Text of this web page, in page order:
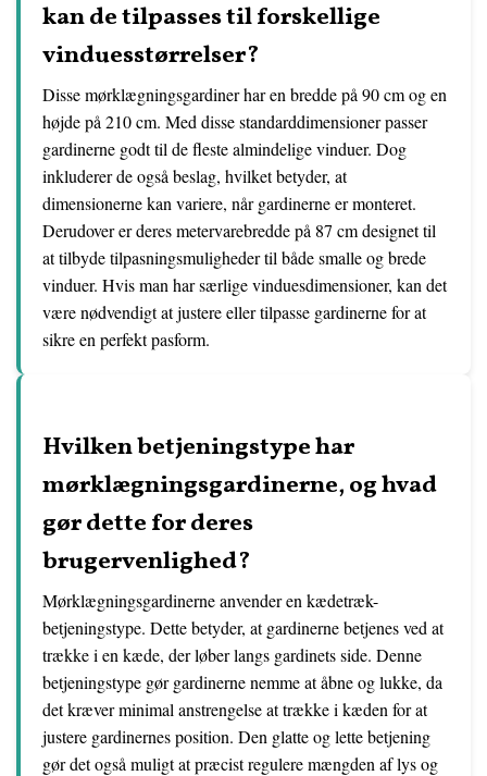
kan de tilpasses til forskellige
vinduesstørrelser?
Disse mørklægningsgardiner har en bredde på 90 cm og en
højde på 210 cm. Med disse standarddimensioner passer
gardinerne godt til de fleste almindelige vinduer. Dog
inkluderer de også beslag, hvilket betyder, at
dimensionerne kan variere, når gardinerne er monteret.
Derudover er deres metervarebredde på 87 cm designet til
at tilbyde tilpasningsmuligheder til både smalle og brede
vinduer. Hvis man har særlige vinduesdimensioner, kan det
være nødvendigt at justere eller tilpasse gardinerne for at
sikre en perfekt pasform.
Hvilken betjeningstype har
mørklægningsgardinerne, og hvad
gør dette for deres
brugervenlighed?
Mørklægningsgardinerne anvender en kædetræk-
betjeningstype. Dette betyder, at gardinerne betjenes ved at
trække i en kæde, der løber langs gardinets side. Denne
betjeningstype gør gardinerne nemme at åbne og lukke, da
det kræver minimal anstrengelse at trække i kæden for at
justere gardinernes position. Den glatte og lette betjening
gør det også muligt at præcist regulere mængden af lys og